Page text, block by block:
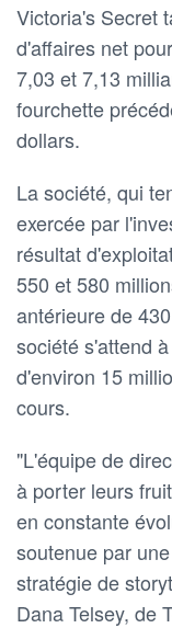
Victoria's Secret
d'affaires net
7,03 et 7,13
fourchette
dollars.
La société, qui
exercée par
résultat
550 et 580
antérieure de
société s'attend
d'environ 15
cours.
"L'équipe de
à porter leurs
en constante
soutenue par
stratégie de
Dana Telsey, de